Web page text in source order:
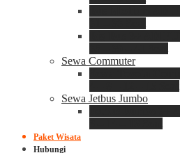
Sewa Commuter
Sewa Jetbus Jumbo
Paket Wisata
Hubungi